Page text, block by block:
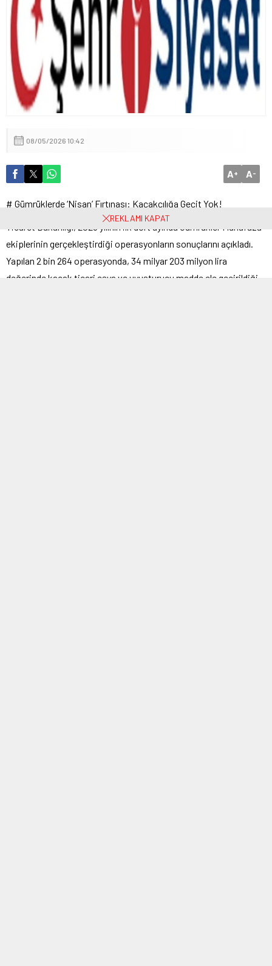
08/05/2026 10:42
A+ A-
# Gümrüklerde ‘Nisan’ Fırtınası: Kaçakçılığa Geçit Yok!
Ticaret Bakanlığı, 2026 yılının ilk dört ayında Gümrükler Muhafaza
ekiplerinin gerçekleştirdiği operasyonların sonuçlarını açıkladı.
Yapılan 2 bin 264 operasyonda, 34 milyar 203 milyon lira
değerinde kaçak ticari eşya ve uyuşturucu madde ele geçirildiği
REKLAMI KAPAT